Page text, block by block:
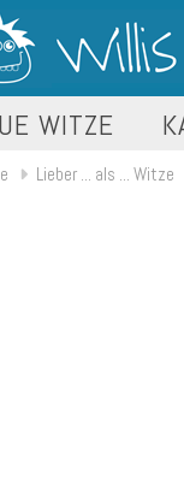
WITZE
Lieber ... als ... Witze